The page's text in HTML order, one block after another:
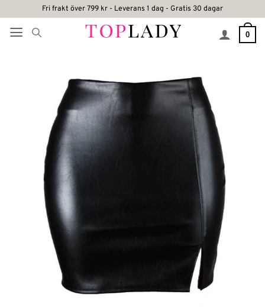
content
Fri frakt över 799 kr - Leverans 1 dag - Gratis 30 dagar
0